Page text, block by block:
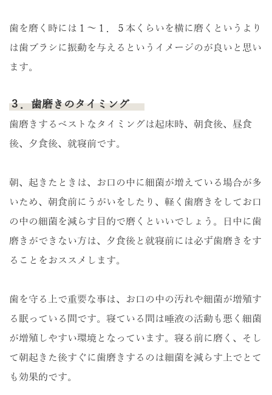
歯を磨く時には１～１．５本くらいを横に磨くというより
は歯ブラシに振動を与えるというイメージのが良いと思い
ます。
３．歯磨きのタイミング
歯磨きするベストなタイミングは起床時、朝食後、昼食
後、夕食後、就寝前です。
朝、起きたときは、お口の中に細菌が増えている場合が多
いため、朝食前にうがいをしたり、軽く歯磨きをしてお口
の中の細菌を減らす目的で磨くといいでしょう。日中に歯
磨きができない方は、夕食後と就寝前には必ず歯磨きをす
ることをおススメします。
歯を守る上で重要な事は、お口の中の汚れや細菌が増殖す
る眠っている間です。寝ている間は唾液の活動も悪く細菌
が増殖しやすい環境となっています。寝る前に磨く、そし
て朝起きた後すぐに歯磨きするのは細菌を減らす上でとて
も効果的です。